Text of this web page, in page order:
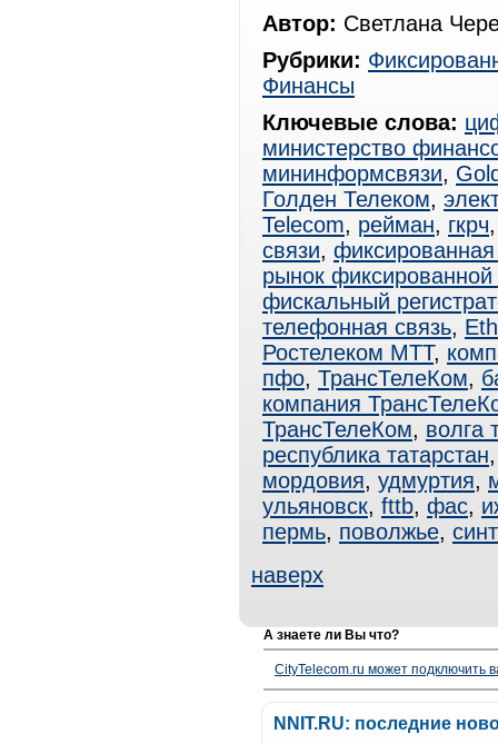
Автор: Светлана
Рубрики:
Финансы
Ключевые слова:
министерство
мининформсвязи,
Голден Телеком,
Telecom, рейман, гкрч
связи, фиксированная
рынок фиксированной
фискальный
телефонная связь,
Ростелеком МТТ,
пфо, ТрансТелеКом,
компания
ТрансТелеКом, волга
республика татарстан
мордовия, удмуртия,
ульяновск, fttb, фас,
пермь, поволжье,
наверх
А знаете ли Вы что?
CityTelecom.ru может подключить
NNIT.RU: последние